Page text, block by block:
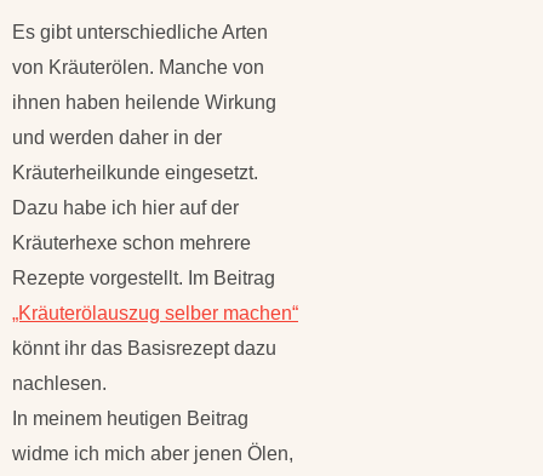
Es gibt unterschiedliche Arten
von Kräuterölen. Manche von
ihnen haben heilende Wirkung
und werden daher in der
Kräuterheilkunde eingesetzt.
Dazu habe ich hier auf der
Kräuterhexe schon mehrere
Rezepte vorgestellt. Im Beitrag
„Kräuterölauszug selber machen“
könnt ihr das Basisrezept dazu
nachlesen.
In meinem heutigen Beitrag
widme ich mich aber jenen Ölen,